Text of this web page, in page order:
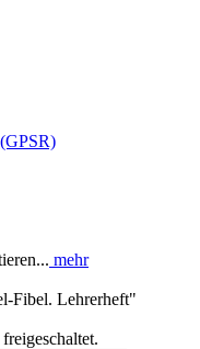
mehr
Fibel. Lehrerheft"